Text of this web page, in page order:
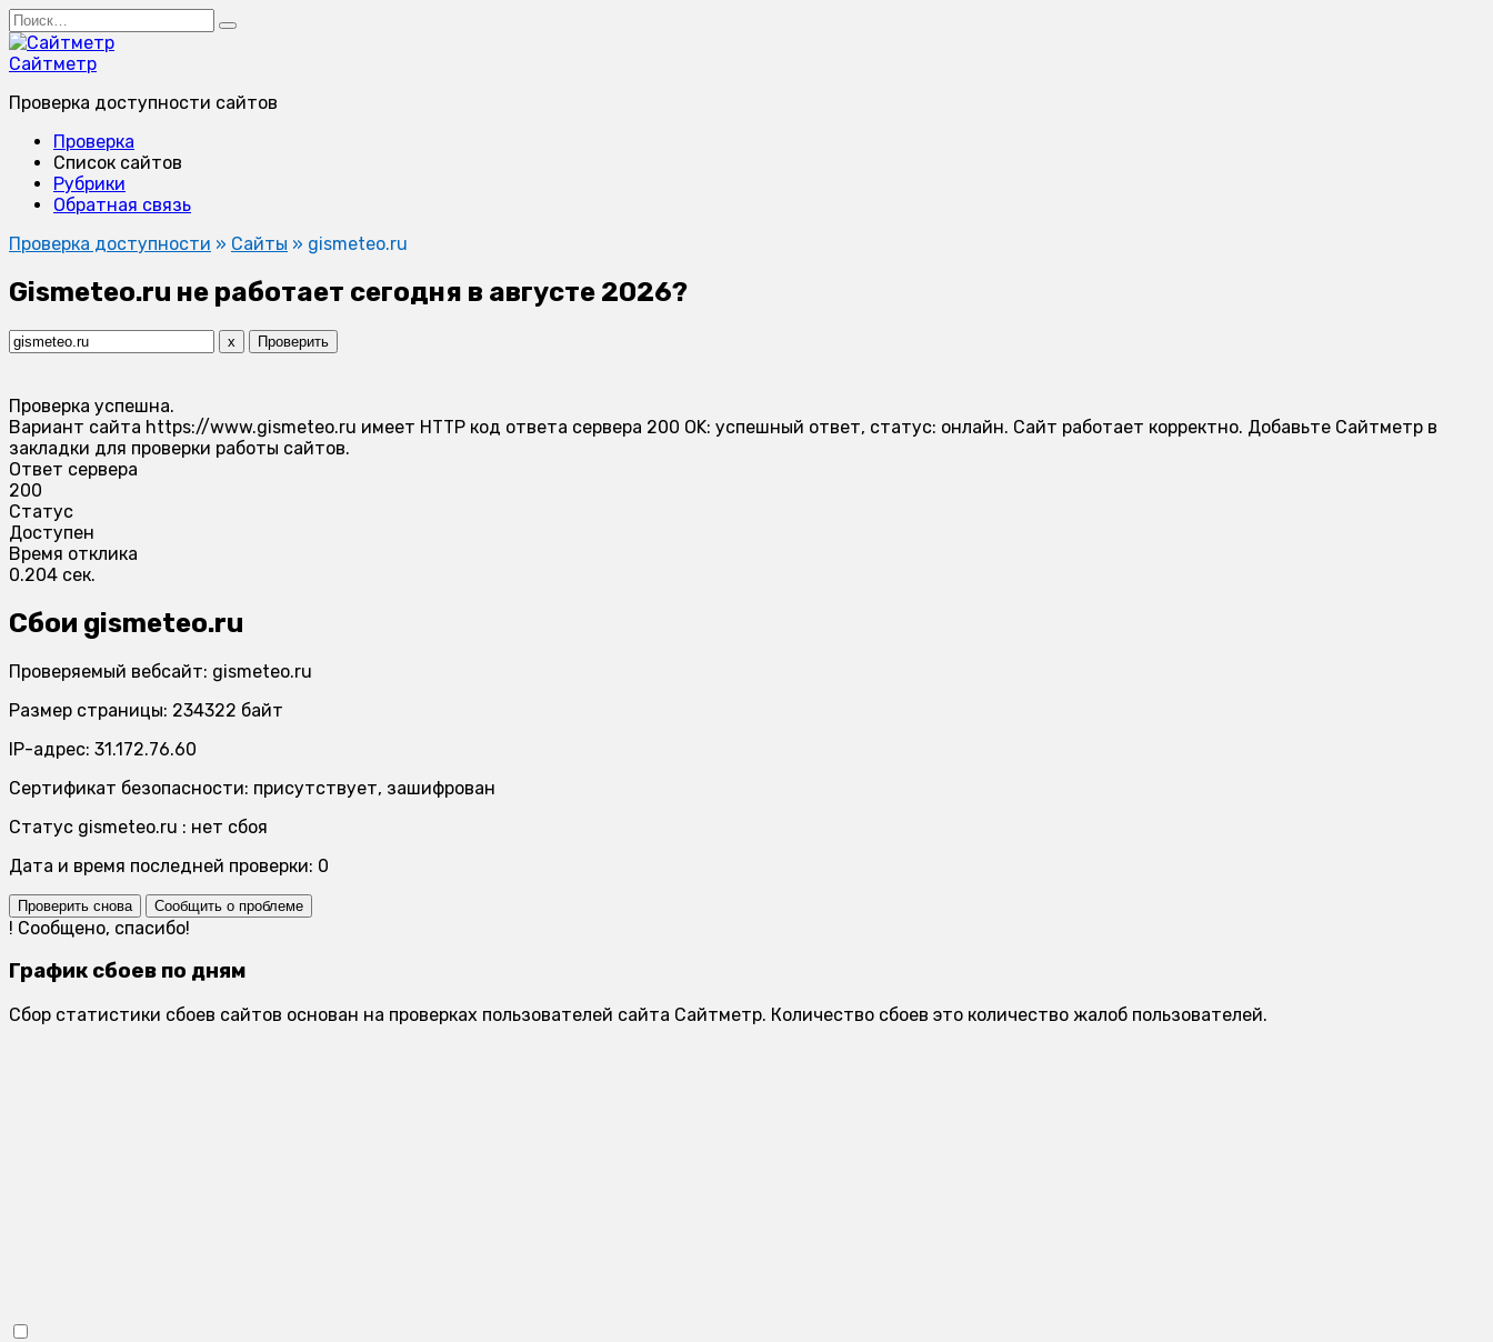
Перейти
к
содержанию
Search
for:
Сайтметр
Проверка доступности сайтов
Проверка
Список сайтов
Рубрики
Обратная связь
Проверка доступности » Сайты » gismeteo.ru
Gismeteo.ru не работает сегодня в августе 2026?
x Проверить
Проверка успешна.
Вариант сайта https://www.gismeteo.ru имеет HTTP код ответа сервера 200 OK: успешный ответ, статус: онлайн. Сайт работает корректно. Добавьте Сайтметр в
закладки для проверки работы сайтов.
Ответ сервера
200
Статус
Доступен
Время отклика
0.204 сек.
Сбои gismeteo.ru
Проверяемый вебсайт: gismeteo.ru
Размер страницы: 234322 байт
IP-адрес: 31.172.76.60
Сертификат безопасности: присутствует, зашифрован
Статус gismeteo.ru : нет сбоя
Дата и время последней проверки: 0
Проверить снова Сообщить о проблеме
! Сообщено, спасибо!
График сбоев по дням
Сбор статистики сбоев сайтов основан на проверках пользователей сайта Сайтметр. Количество сбоев это количество жалоб пользователей.